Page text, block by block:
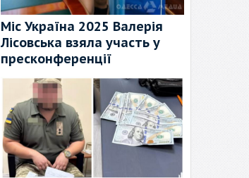
Міс Україна 2025 Валерія
Лісовська взяла участь у
пресконференції